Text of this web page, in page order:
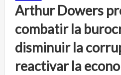
Arthur Dowers
combatir la
disminuir la
reactivar la